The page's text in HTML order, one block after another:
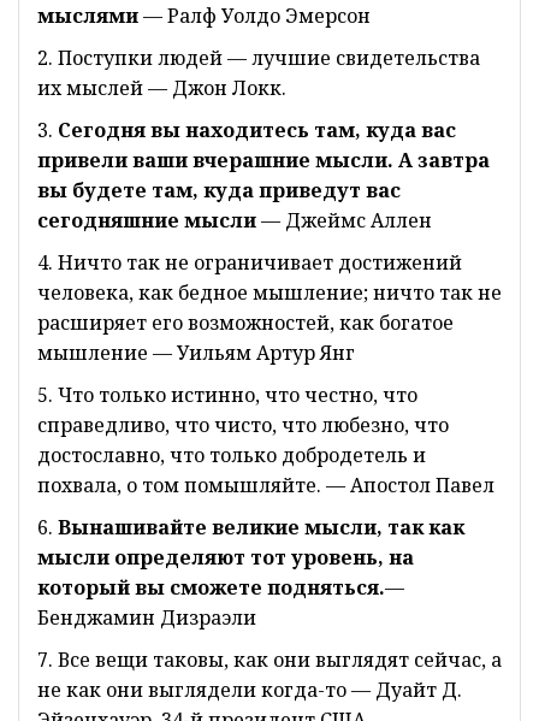
мыслями— Ралф Уолдо Эмерсон
2. Поступки людей — лучшие свидетельства
их мыслей — Джон Локк.
3. Сегодня вы находитесь там, куда вас
привели ваши вчерашние мысли. А завтра
вы будете там, куда приведут вас
сегодняшние мысли— Джеймс Аллен
4. Ничто так не ограничивает достижений
человека, как бедное мышление; ничто так не
расширяет его возможностей, как богатое
мышление — Уильям Артур Янг
5. Что только истинно, что честно, что
справедливо, что чисто, что любезно, что
достославно, что только добродетель и
похвала, о том помышляйте. — Апостол Павел
6. Вынашивайте великие мысли, так как
мысли определяют тот уровень, на
который вы сможете подняться.—
Бенджамин Дизраэли
7. Все вещи таковы, как они выглядят сейчас, а
не как они выглядели когда-то — Дуайт Д.